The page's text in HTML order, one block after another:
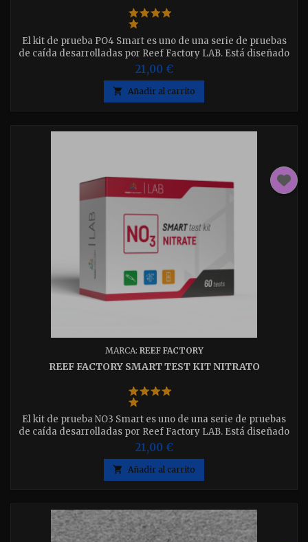
El kit de prueba PO4 Smart es uno de una serie de pruebas
de caída desarrolladas por Reef Factory LAB. Está diseñado
para la medición rápida de la concentración de fosfato en
acuarios marinos
21,00 €
 Añadir al carrito
MARCA: REEF FACTORY
REEF FACTORY SMART TEST KIT NITRATO
El kit de prueba NO3 Smart es uno de una serie de pruebas
de caída desarrolladas por Reef Factory LAB. Está diseñado
para la medición rápida de la concentración de nitratos en
acuarios marinos
21,00 €
 Añadir al carrito